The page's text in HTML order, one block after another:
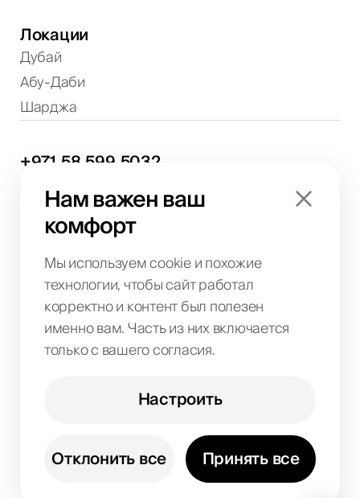
Нам важен ваш
комфорт
Мы используем cookie и похожие
технологии, чтобы сайт работал
корректно и контент был полезен
именно вам. Часть из них включается
только с вашего согласия.
Отклонить все
Настроить
Принять все
Локации
Дубай
Абу-Даби
Шарджа
+971 58 599 5032
info@biglab.ae
По вопросам проектов
Офис в Дубае
Art of Living Mall, 1st Floor, Al Barsha 2, Umm
Suqeim Street, Dubai, UAE
BIG LAB IT SOLUTIONS L.L.C
License No. 1063004
Art of Living Mall, 1st Floor, Al Barsha 2, Umm
Suqeim Street, Dubai, UAE
Copyright © 2022-2026 BIG LAB: IT, AI и SEO-